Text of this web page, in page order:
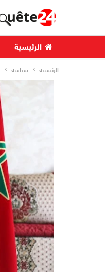
الرئيسية
الرئيسية سياسة